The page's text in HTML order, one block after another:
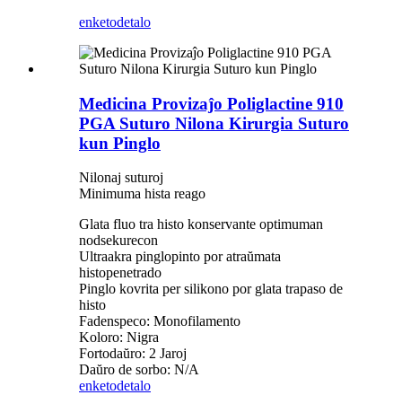
enketodetalo
Medicina Provizaĵo Poliglactine 910
PGA Suturo Nilona Kirurgia Suturo
kun Pinglo
Nilonaj suturoj
Minimuma hista reago
Glata fluo tra histo konservante optimuman
nodsekurecon
Ultraakra pinglopinto por atraŭmata
histopenetrado
Pinglo kovrita per silikono por glata trapaso de
histo
Fadenspeco: Monofilamento
Koloro: Nigra
Fortodaŭro: 2 Jaroj
Daŭro de sorbo: N/A
enketodetalo